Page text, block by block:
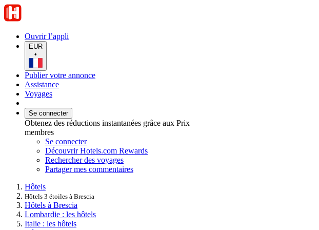
Ouvrir l’appli
EUR
•
Publier votre annonce
Assistance
Voyages
Se connecter
Obtenez des réductions instantanées grâce aux Prix
membres
Se connecter
Découvrir Hotels.com Rewards
Rechercher des voyages
Partager mes commentaires
Hôtels
Hôtels 3 étoiles à Brescia
Hôtels à Brescia
Lombardie : les hôtels
Italie : les hôtels